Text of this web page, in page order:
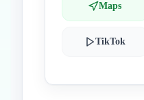
Maps
TikTok